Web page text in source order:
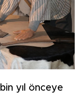
yıl önceye